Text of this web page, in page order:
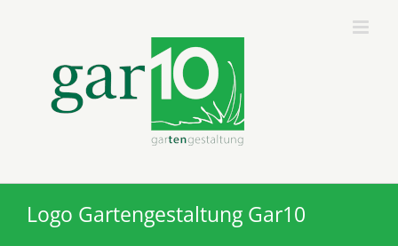
Logo Gartengestaltung Gar10